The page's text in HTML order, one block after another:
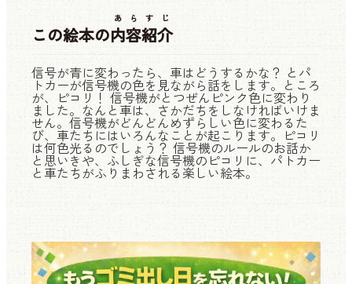
この絵本の内容紹介
あらすじ
信号が青に変わったら、車はどうするかな？ とパ
トカーが信号機の色を見ながら話をします。ところ
が、ピコリ！ 信号機がとつぜんピンク色に変わり
ました。なんと車は、さかだちをしなければいけま
せん。信号機がどんどんめずらしい色に変わるた
び、車たちにはいろんなことが起こります。ピコリ
は何色光るのでしょう？ 信号機のルールのお話か
と思いきや、ふしぎな信号機のピコリに、パトカー
と車たちがふりまわされる楽しい絵本。